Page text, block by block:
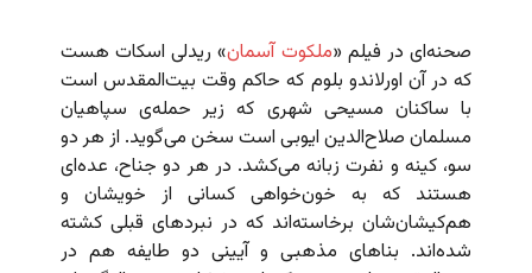
صحنه‌ای در فیلم «ملکوت آسمان» ریدلی اسکات هست
که در آن اورلاندو بلوم که حاکم وقت بیت‌المقدس است
با ساکنان مسیحی شهری که زیر حمله‌ی سپاهیان
مسلمان صلاح‌الدین ایوبی است سخن می‌گوید. از هر دو
سو، کینه و نفرت زبانه می‌کشد. در هر دو جناح، عده‌ای
هستند که به خون‌خواهی کسانی از خویشان و
هم‌کیشان‌شان برخاسته‌اند که در نبردهای قبلی کشته
شده‌اند. بناهای مذهبی و آیینی دو طایفه‌ هم در